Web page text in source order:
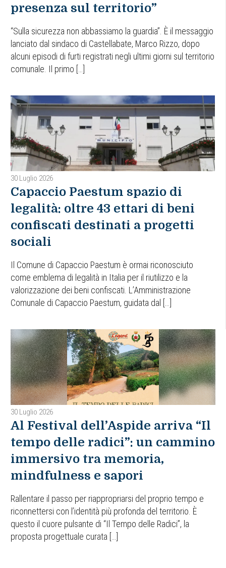
presenza sul territorio”
“Sulla sicurezza non abbassiamo la guardia”. È il messaggio
lanciato dal sindaco di Castellabate, Marco Rizzo, dopo
alcuni episodi di furti registrati negli ultimi giorni sul territorio
comunale. Il primo […]
30 Luglio 2026
Capaccio Paestum spazio di
legalità: oltre 43 ettari di beni
confiscati destinati a progetti
sociali
Il Comune di Capaccio Paestum è ormai riconosciuto
come emblema di legalità in Italia per il riutilizzo e la
valorizzazione dei beni confiscati. L’Amministrazione
Comunale di Capaccio Paestum, guidata dal […]
30 Luglio 2026
Al Festival dell’Aspide arriva “Il
tempo delle radici”: un cammino
immersivo tra memoria,
mindfulness e sapori
Rallentare il passo per riappropriarsi del proprio tempo e
riconnettersi con l’identità più profonda del territorio. È
questo il cuore pulsante di “Il Tempo delle Radici”, la
proposta progettuale curata […]